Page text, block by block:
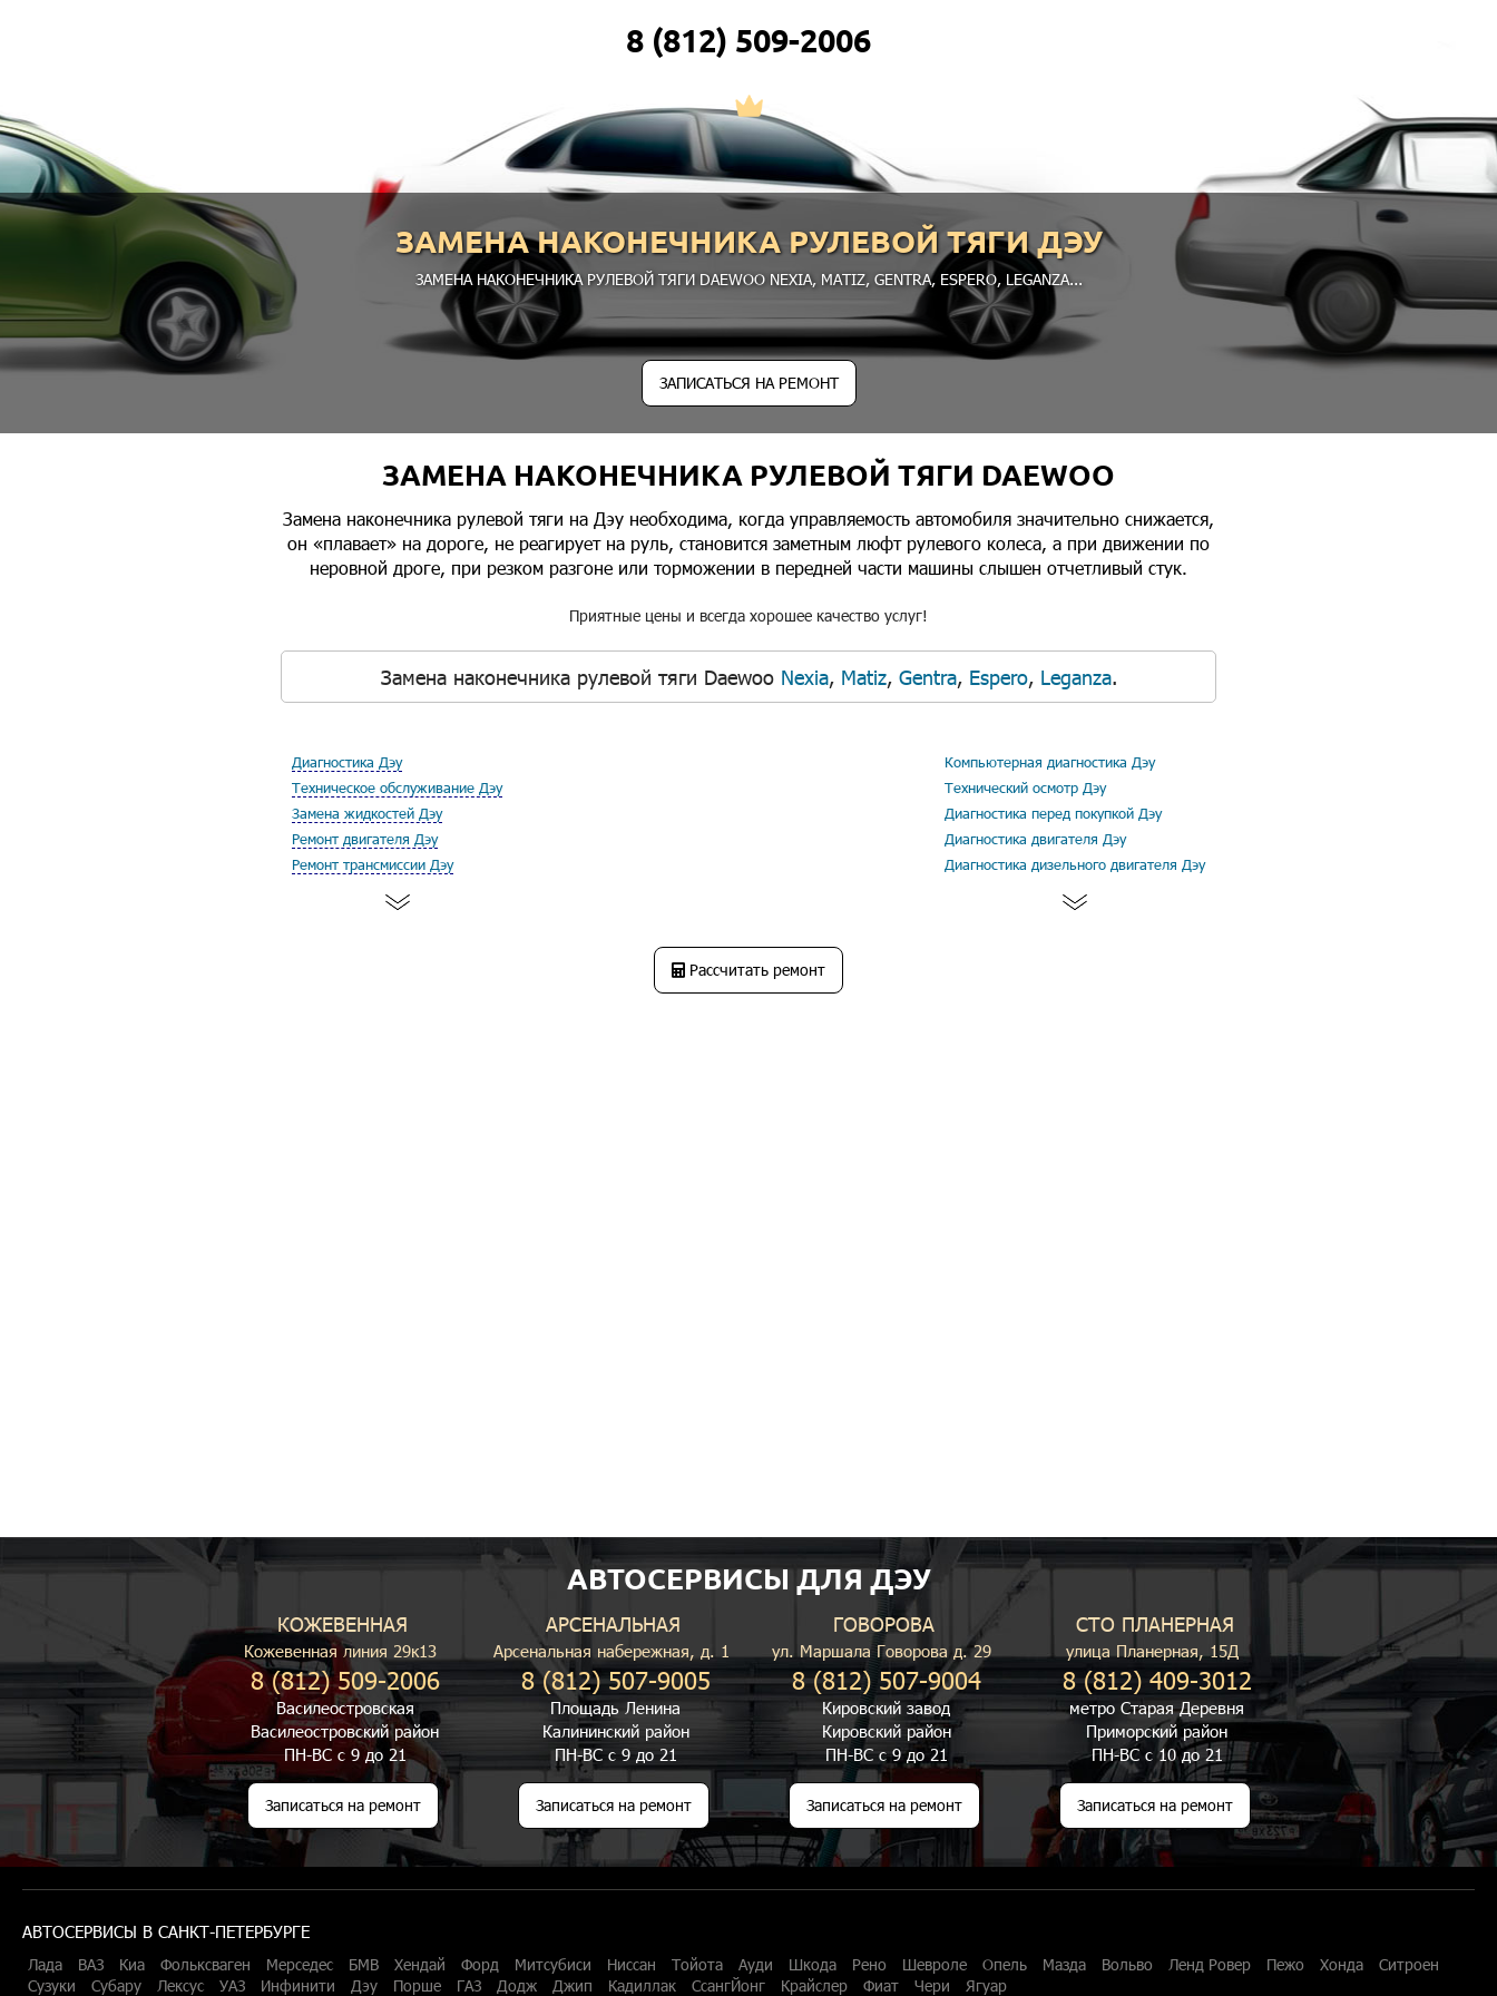
8 (812) 509-2006
ЗАМЕНА НАКОНЕЧНИКА РУЛЕВОЙ ТЯГИ ДЭУ
ЗАМЕНА НАКОНЕЧНИКА РУЛЕВОЙ ТЯГИ DAEWOO NEXIA, MATIZ, GENTRA, ESPERO, LEGANZA...
ЗАПИСАТЬСЯ НА РЕМОНТ
ЗАМЕНА НАКОНЕЧНИКА РУЛЕВОЙ ТЯГИ DAEWOO
Замена наконечника рулевой тяги на Дэу необходима, когда управляемость автомобиля значительно снижается,
он «плавает» на дороге, не реагирует на руль, становится заметным люфт рулевого колеса, а при движении по
неровной дроге, при резком разгоне или торможении в передней части машины слышен отчетливый стук.
Приятные цены и всегда хорошее качество услуг!
Замена наконечника рулевой тяги Daewoo Nexia, Matiz, Gentra, Espero, Leganza.
Диагностика Дэу
Техническое обслуживание Дэу
Замена жидкостей Дэу
Ремонт двигателя Дэу
Ремонт трансмиссии Дэу
Компьютерная диагностика Дэу
Технический осмотр Дэу
Диагностика перед покупкой Дэу
Диагностика двигателя Дэу
Диагностика дизельного двигателя Дэу
Рассчитать ремонт
АВТОСЕРВИСЫ ДЛЯ ДЭУ
КОЖЕВЕННАЯ
Кожевенная линия 29к13
8 (812) 509-2006
Василеостровская
Василеостровский район
ПН-ВС с 9 до 21
Записаться на ремонт
АРСЕНАЛЬНАЯ
Арсенальная набережная, д. 1
8 (812) 507-9005
Площадь Ленина
Калининский район
ПН-ВС с 9 до 21
Записаться на ремонт
ГОВОРОВА
ул. Маршала Говорова д. 29
8 (812) 507-9004
Кировский завод
Кировский район
ПН-ВС с 9 до 21
Записаться на ремонт
СТО ПЛАНЕРНАЯ
улица Планерная, 15Д
8 (812) 409-3012
метро Старая Деревня
Приморский район
ПН-ВС с 10 до 21
Записаться на ремонт
АВТОСЕРВИСЫ В САНКТ-ПЕТЕРБУРГЕ
Лада ВАЗ Киа Фольксваген Мерседес БМВ Хендай Форд Митсубиси Ниссан Тойота Ауди Шкода Рено Шевроле Опель Мазда Вольво Ленд Ровер Пежо Хонда
Ситроен
Сузуки
Субару Лексус УАЗ Инфинити Дэу Порше ГАЗ Додж Джип Кадиллак СсангЙонг Крайслер Фиат Чери Ягуар